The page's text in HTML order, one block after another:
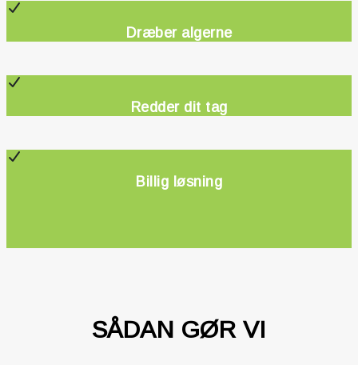
Dræber algerne
Redder dit tag
Billig løsning
SÅDAN GØR VI